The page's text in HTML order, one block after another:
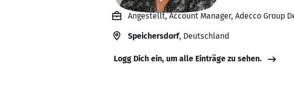
Angestellt, Account Manager, Adecco Group
Speichersdorf, Deutschland
Logg Dich ein, um alle Einträge zu sehen.